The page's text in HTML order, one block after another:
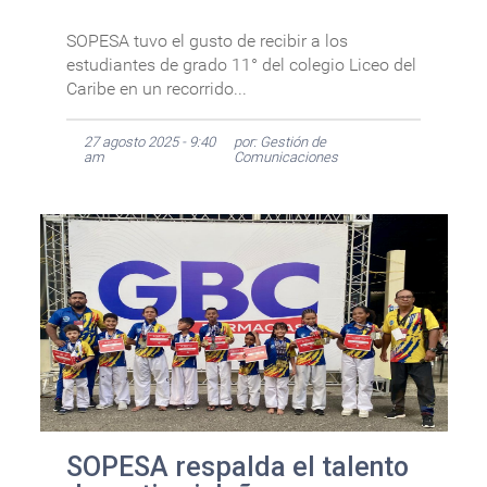
SOPESA tuvo el gusto de recibir a los
estudiantes de grado 11° del colegio Liceo del
Caribe en un recorrido...
27 agosto 2025 - 9:40
am
por: Gestión de
Comunicaciones
SOPESA respalda el talento